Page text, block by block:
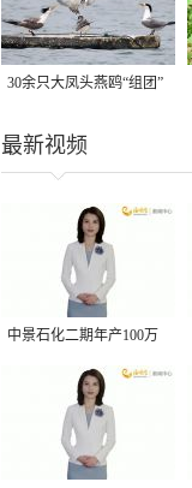
30余只大凤头燕鸥“组团”
卷再添生机
最新视频
中景石化二期年产100万
吨丙烷脱氢项目建成中交